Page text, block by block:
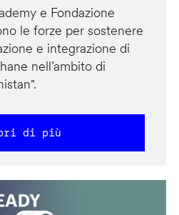
e Fondazione
le forze per sostenere
e integrazione di
nell’ambito di
di più